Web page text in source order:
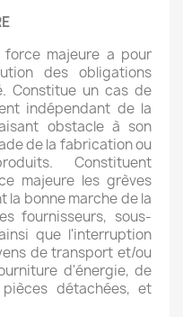
majeure a pour
des obligations
Constitue un cas de
indépendant de la
obstacle à son
de la fabrication ou
Constituent
majeure les grèves
la bonne marche de la
fournisseurs, sous-
que l'interruption
de transport et/ou
d'énergie, de
détachées, et